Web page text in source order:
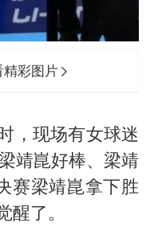
彩图片
，现场有女球迷
靖崑好棒、梁靖
赛梁靖崑拿下胜
了。